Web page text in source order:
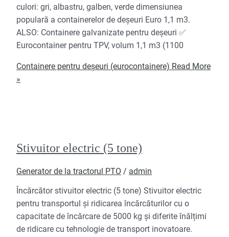
culori: gri, albastru, galben, verde dimensiunea
populară a containerelor de deșeuri Euro 1,1 m3.
ALSO: Containere galvanizate pentru deșeuri ✅
Eurocontainer pentru TPV, volum 1,1 m3 (1100
Containere pentru deșeuri (eurocontainere) Read More
»
Stivuitor electric (5 tone)
Generator de la tractorul PTO / admin
Încărcător stivuitor electric (5 tone) Stivuitor electric
pentru transportul și ridicarea încărcăturilor cu o
capacitate de încărcare de 5000 kg și diferite înălțimi
de ridicare cu tehnologie de transport inovatoare.